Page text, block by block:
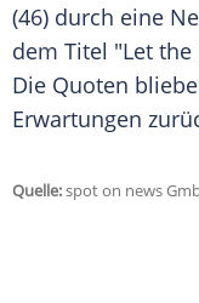
(46) durch eine
dem Titel "Let
Die Quoten
Erwartungen
Quelle:spot on news